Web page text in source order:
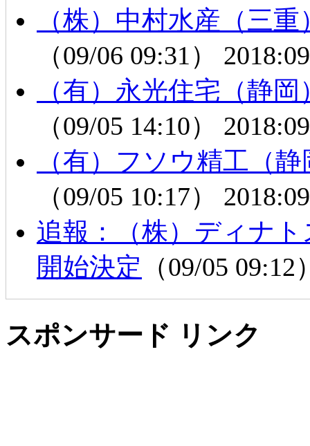
（株）中村水産（三
（09/06 09:31）
（有）永光住宅（静
（09/05 14:10）
（有）フソウ精工（
（09/05 10:17）
追報：（株）ディナ
開始決定 （09/05
スポンサード リンク